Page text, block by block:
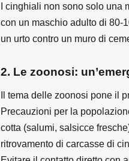
I cinghiali non sono solo una
con un maschio adulto di 80-
un urto contro un muro di
2. Le zoonosi:
Il tema delle zoonosi pone il
Precauzioni per la
cotta (salumi, salsicce
ritrovamento di carcasse di